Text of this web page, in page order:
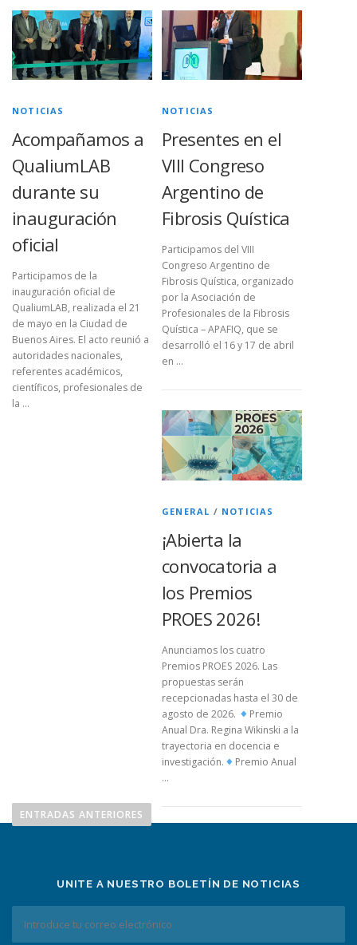
NOTICIAS
Acompañamos a
QualiumLAB
durante su
inauguración
oficial
Participamos de la
inauguración oficial de
QualiumLAB, realizada el 21
de mayo en la Ciudad de
Buenos Aires. El acto reunió a
autoridades nacionales,
referentes académicos,
científicos, profesionales de
la …
NOTICIAS
Presentes en el
VIII Congreso
Argentino de
Fibrosis Quística
Participamos del VIII
Congreso Argentino de
Fibrosis Quística, organizado
por la Asociación de
Profesionales de la Fibrosis
Quística – APAFIQ, que se
desarrolló el 16 y 17 de abril
en …
GENERAL / NOTICIAS
¡Abierta la
convocatoria a
los Premios
PROES 2026!
Anunciamos los cuatro
Premios PROES 2026. Las
propuestas serán
recepcionadas hasta el 30 de
agosto de 2026.
Premio
Anual Dra. Regina Wikinski a la
trayectoria en docencia e
investigación.
Premio Anual
…
ENTRADAS ANTERIORES
UNITE A NUESTRO BOLETÍN DE NOTICIAS